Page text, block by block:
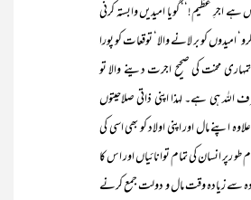
اجرِ عظیم!‘‘ گویا امیدیں وابستہ کرنی
امیدوں کو بر لانے والا‘ توقعات کو پورا
محنت کی صحیح اجرت دینے والا تو
ہی ہے۔ لہذا اپنی ذاتی صلاحیتوں
اپنے مال اور اپنی اولاد کو بھی اسی کی
طو رپر انسان کی تمام توانائیاں اور اس کا
سے زیادہ وقت مال و دولت جمع کرنے